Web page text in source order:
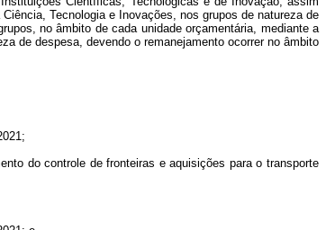
Tecnologia e Inovações, nos grupos de natureza de
no âmbito de cada unidade orçamentária, mediante a
de despesa, devendo o remanejamento ocorrer no âmbito
do controle de fronteiras e aquisições para o transporte